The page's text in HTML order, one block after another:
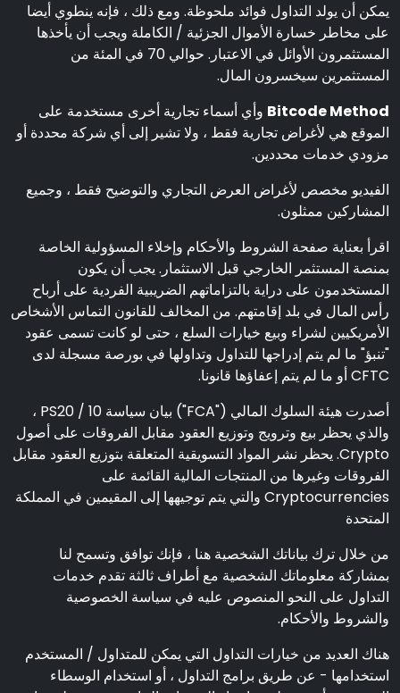
يمكن أن يولد التداول فوائد ملحوظة. ومع ذلك ، فإنه ينطوي أيضا
على مخاطر خسارة الأموال الجزئية / الكاملة ويجب أن يأخذها
المستثمرون الأوائل في الاعتبار. حوالي 70 في المئة من
المستثمرين سيخسرون المال.
Bitcode Method وأي أسماء تجارية أخرى مستخدمة على
الموقع هي لأغراض تجارية فقط ، ولا تشير إلى أي شركة محددة أو
مزودي خدمات محددين.
الفيديو مخصص لأغراض العرض التجاري والتوضيح فقط ، وجميع
المشاركين ممثلون.
اقرأ بعناية صفحة الشروط والأحكام وإخلاء المسؤولية الخاصة
بمنصة المستثمر الخارجي قبل الاستثمار. يجب أن يكون
المستخدمون على دراية بالتزاماتهم الضريبية الفردية على أرباح
رأس المال في بلد إقامتهم. من المخالف للقانون التماس الأشخاص
الأمريكيين لشراء وبيع خيارات السلع ، حتى لو كانت تسمى عقود
"تنبؤ" ما لم يتم إدراجها للتداول وتداولها في بورصة مسجلة لدى
CFTC أو ما لم يتم إعفاؤها قانونا.
أصدرت هيئة السلوك المالي ("FCA") بيان سياسة PS20 / 10 ،
والذي يحظر بيع وترويج وتوزيع العقود مقابل الفروقات على أصول
Crypto. يحظر نشر المواد التسويقية المتعلقة بتوزيع العقود مقابل
الفروقات وغيرها من المنتجات المالية القائمة على
Cryptocurrencies والتي يتم توجيهها إلى المقيمين في المملكة
المتحدة
من خلال ترك بياناتك الشخصية هنا ، فإنك توافق وتسمح لنا
بمشاركة معلوماتك الشخصية مع أطراف ثالثة تقدم خدمات
التداول على النحو المنصوص عليه في سياسة الخصوصية
والشروط والأحكام.
هناك العديد من خيارات التداول التي يمكن للمتداول / المستخدم
استخدامها - عن طريق برامج التداول ، أو استخدام الوسطاء